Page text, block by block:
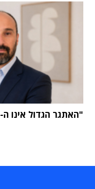
"האתגר הגדול אינו ה-AI אלא הטמעתה בארגון"